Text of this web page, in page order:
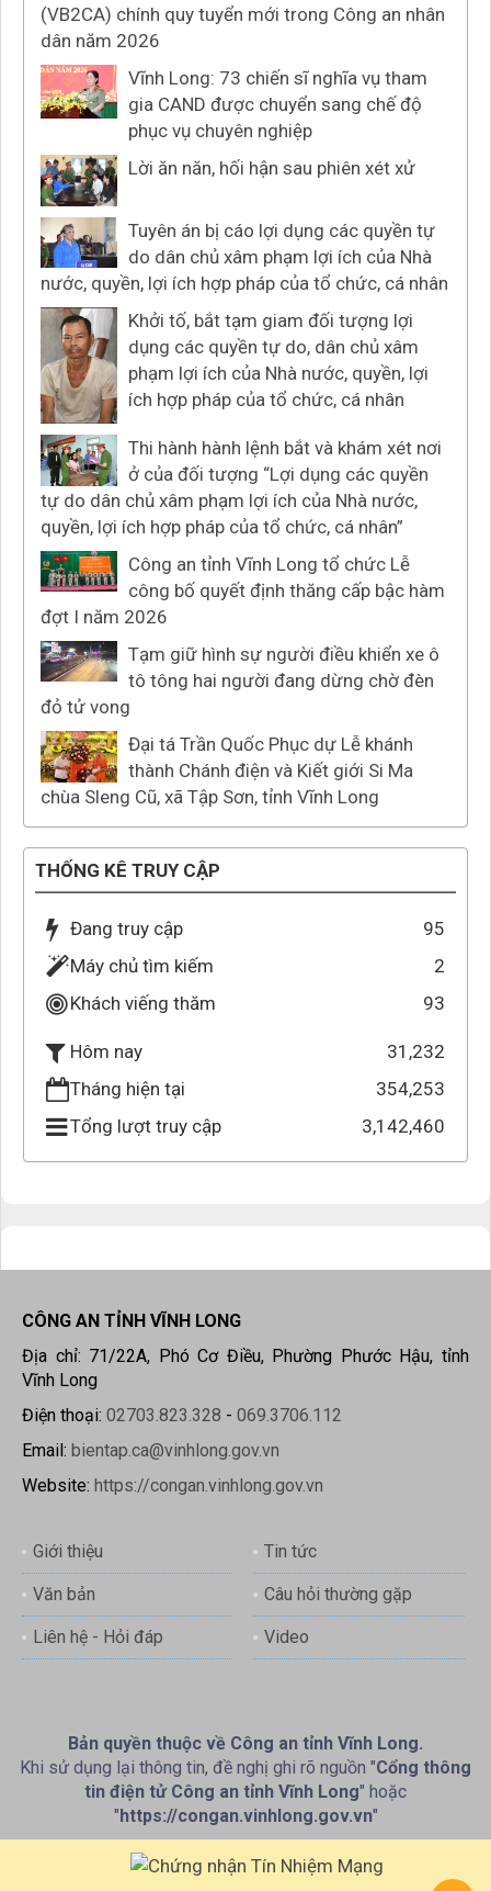
(VB2CA) chính quy tuyển mới trong Công an nhân
dân năm 2026
Vĩnh Long: 73 chiến sĩ nghĩa vụ tham
gia CAND được chuyển sang chế độ
phục vụ chuyên nghiệp
Lời ăn năn, hối hận sau phiên xét xử
Tuyên án bị cáo lợi dụng các quyền tự
do dân chủ xâm phạm lợi ích của Nhà
nước, quyền, lợi ích hợp pháp của tổ chức, cá nhân
Khởi tố, bắt tạm giam đối tượng lợi
dụng các quyền tự do, dân chủ xâm
phạm lợi ích của Nhà nước, quyền, lợi
ích hợp pháp của tổ chức, cá nhân
Thi hành hành lệnh bắt và khám xét nơi
ở của đối tượng “Lợi dụng các quyền
tự do dân chủ xâm phạm lợi ích của Nhà nước,
quyền, lợi ích hợp pháp của tổ chức, cá nhân”
Công an tỉnh Vĩnh Long tổ chức Lễ
công bố quyết định thăng cấp bậc hàm
đợt I năm 2026
Tạm giữ hình sự người điều khiển xe ô
tô tông hai người đang dừng chờ đèn
đỏ tử vong
Đại tá Trần Quốc Phục dự Lễ khánh
thành Chánh điện và Kiết giới Si Ma
chùa Sleng Cũ, xã Tập Sơn, tỉnh Vĩnh Long
THỐNG KÊ TRUY CẬP
Đang truy cập
95
Máy chủ tìm kiếm
2
Khách viếng thăm
93
Hôm nay
31,232
Tháng hiện tại
354,253
Tổng lượt truy cập
3,142,460
CÔNG AN TỈNH VĨNH LONG
Địa chỉ: 71/22A, Phó Cơ Điều, Phường Phước Hậu, tỉnh
Vĩnh Long
Điện thoại: 02703.823.328 - 069.3706.112
Email: bientap.ca@vinhlong.gov.vn
Website: https://congan.vinhlong.gov.vn
Giới thiệu Tin tức
Văn bản Câu hỏi thường gặp
Liên hệ - Hỏi đáp Video
Bản quyền thuộc về Công an tỉnh Vĩnh Long.
Khi sử dụng lại thông tin, đề nghị ghi rõ nguồn "Cổng thông
tin điện tử Công an tỉnh Vĩnh Long" hoặc
"https://congan.vinhlong.gov.vn"